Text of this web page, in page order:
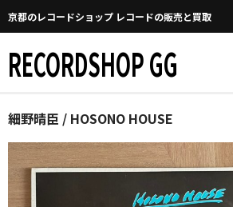
京都のレコードショップ レコードの販売と買取
RECORDSHOP GG
Home
マイページ
細野晴臣 / HOSONO HOUSE